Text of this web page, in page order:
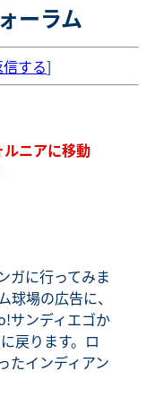
ーラム
する]
ニアに移動
ガに行ってみま
場の広告に、
サンディエゴか
戻ります。ロ
たインディアン